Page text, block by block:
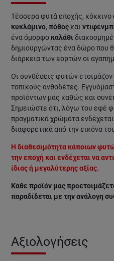
Τέσσερα φυτά εποχής, κόκκινο
κυκλάμινο, πόθος και
ένα όμορφο καλάθι
δημιουργώντας ένα δώρο που
διάρκεια των εορτών οι
Οι συνθέσεις φυτών
τοπικούς ανθοδέτες.
προϊόντων μας καθώς και
Σημειώστε ότι, λόγω του εφέ
πραγματικά χρώματα
διαφορετικά από την εικόνα
Η διαθεσιμότητα κάποιων
την εποχή και ενδέχεται να
ίδιας ή μεγαλύτερης αξίας.
Κάθε προϊόν μας
παραδίδεται με την ανάλογη
Αξιολογήσεις